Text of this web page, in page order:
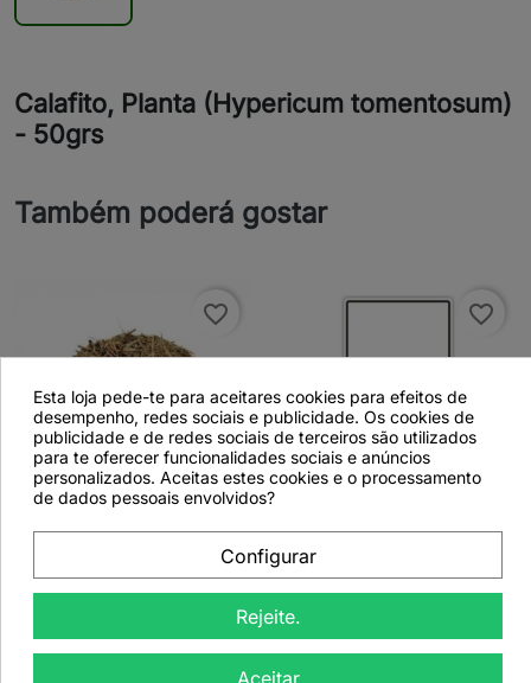
Calafito, Planta (Hypericum tomentosum)
- 50grs
Também poderá gostar

favorite_border
Calafito, Planta
tomentosum) - 500grs

favorite_border
Etiqueta Personalizada
com Logotipo do
Cliente - 103x57mm
T25
Esta loja pede-te para aceitares cookies para efeitos de
desempenho, redes sociais e publicidade. Os cookies de
publicidade e de redes sociais de terceiros são utilizados
para te oferecer funcionalidades sociais e anúncios
personalizados. Aceitas estes cookies e o processamento
de dados pessoais envolvidos?
Configurar
Rejeite.
Aceitar